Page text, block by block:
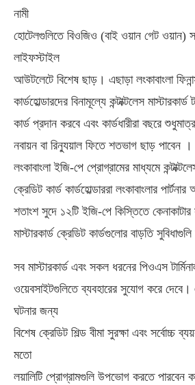
নামী
হোটেলগুলিতে বিওজিও (বাই ওয়ান গেট ওয়ান)
লাইফস্টাইল
আউটলেটে বিশেষ ছাড়। এছাড়া লংকাবাংলা
কার্ডহোল্ডারদের বিনামূল্যে কন্টাক্টলেস মাস্টারকার্ড
কার্ড প্রদান করবে এবং কার্ডধারীরা বছরে
নবায়ন বা রিন্যুয়াল ফিতে শতভাগ ছাড় পাবেন ।
লংকাবাংলা ইজি-পে প্রোগ্রামের মাধ্যমে
ক্রেডিট কার্ড কার্ডহোল্ডাররা লংকাবাংলার
শতাংশ সুদে ১২টি ইজি-পে কিস্তিতে কেনাকাটার
মাস্টারকার্ড ক্রেডিট কার্ডগুলোর বাড়তি সুবিধাগুলি
সব মাস্টারকার্ড এবং সকল ধরনের পিওএস
ওয়েবসাইটগুলিতে ব্যবহারের সুযোগ করে
ঘটনার জন্য
বিশেষ ক্রেডিট শিল্ড বীমা সুরক্ষা এবং সর্বোচ্চ
মতো
লয়ালিটি প্রোগ্রামগুলি উপভোগ করতে পারবেন